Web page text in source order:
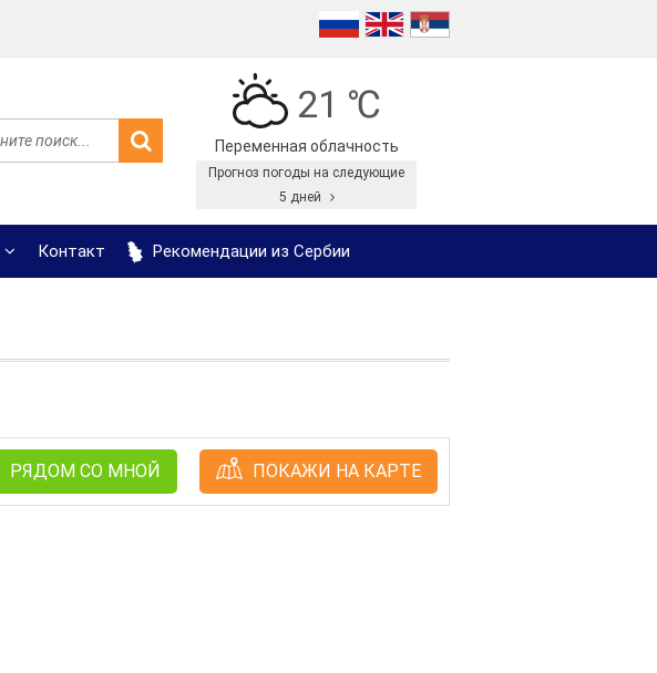
21 ℃
Переменная облачность
Прогноз погоды на следующие
5 дней
Контакт Рекомендации из Сербии
РЯДОМ СО МНОЙ ПОКАЖИ НА КАРТЕ